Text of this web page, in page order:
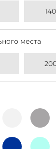
места